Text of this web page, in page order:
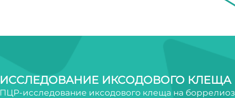
ИССЛЕДОВАНИЕ ИКСОДОВОГО
ПЦР-исследование иксодового клеща на